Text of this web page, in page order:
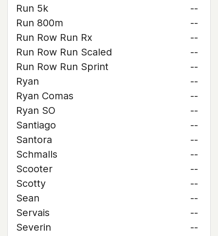
Run 5k
--
Run 800m
--
Run Row Run Rx
--
Run Row Run Scaled
--
Run Row Run Sprint
--
Ryan
--
Ryan Comas
--
Ryan SO
--
Santiago
--
Santora
--
Schmalls
--
Scooter
--
Scotty
--
Sean
--
Servais
--
Severin
--